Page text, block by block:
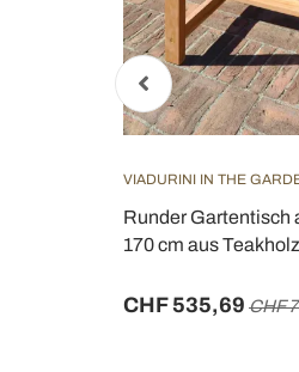
VIADURINI IN THE
Runder Gartentisch
170 cm aus
CHF 535,69 CHF